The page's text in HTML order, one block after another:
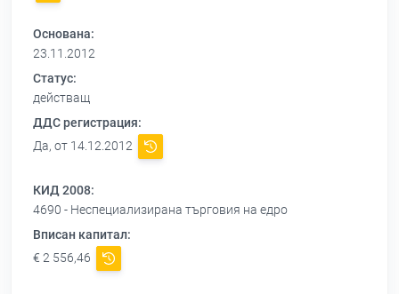
Основана:
23.11.2012
Статус:
действащ
ДДС регистрация:
Да, от 14.12.2012
КИД 2008:
4690 - Неспециализирана търговия на едро
Вписан капитал:
€ 2 556,46